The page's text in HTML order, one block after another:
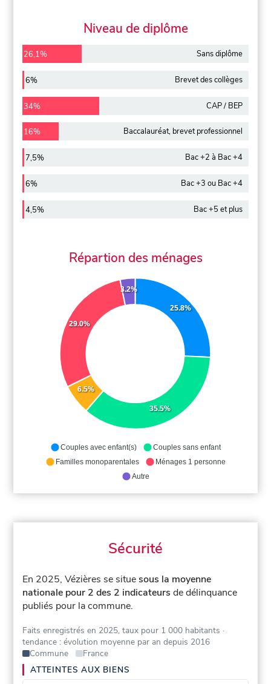
Niveau de diplôme
26,1% Sans diplôme
6% Brevet des collèges
34% CAP / BEP
16% Baccalauréat, brevet professionnel
7,5% Bac +2 à Bac +4
6% Bac +3 ou Bac +4
4,5% Bac +5 et plus
Répartion des ménages
25.8%
35.5%
6.5%
29.0%
3.2%
Couples avec enfant(s)
Couples sans enfant
Familles monoparentales
Ménages 1 personne
Autre
Sécurité
En 2025, Vézières se situesous la moyenne
nationale pour 2 des 2 indicateurs de délinquance
publiés pour la commune.
Faits enregistrés en 2025, taux pour 1 000 habitants ·
tendance : évolution moyenne par an depuis 2016
Commune
France
ATTEINTES AUX BIENS